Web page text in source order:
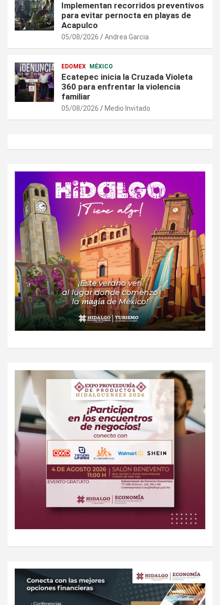
Implementan recorridos preventivos
para evitar pernocta en playas de
Acapulco
05/08/2026 Andrea Garcia
EDOMEX MÉXICO
Ecatepec inicia la Cruzada Violeta
360 para enfrentar la violencia
familiar
05/08/2026 Medio Invitado